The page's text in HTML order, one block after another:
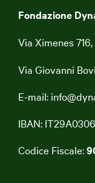
Fondazione
Via Ximenes
Via Giovanni
E-mail:
IBAN:
Codice Fiscale: